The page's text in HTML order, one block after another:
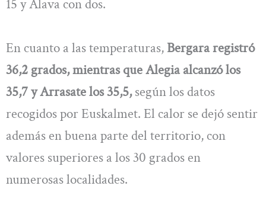
15 y Álava con dos.
En cuanto a las temperaturas, Bergara registró
36,2 grados, mientras que Alegia alcanzó los
35,7 y Arrasate los 35,5,según los datos
recogidos por Euskalmet. El calor se dejó sentir
además en buena parte del territorio, con
valores superiores a los 30 grados en
numerosas localidades.